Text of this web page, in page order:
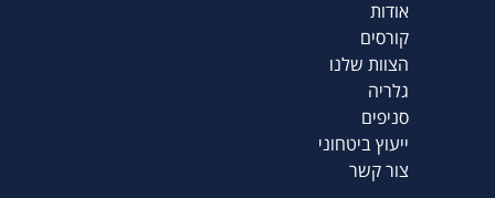
אודות
קורסים
הצוות שלנו
גלריה
סניפים
ייעוץ ביטחוני
צור קשר